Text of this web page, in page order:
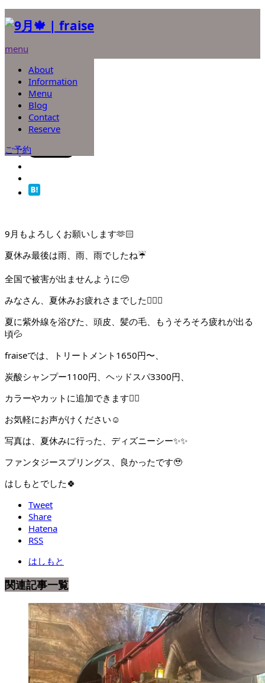
menu
About
Information
Menu
Blog
Contact
Reserve
ご予約
ブログ
はしもと
2024.08.1
9月🍁
9月もよろしくお願いします🫶🏻
夏休み最後は雨、雨、雨でしたね☔️
全国で被害が出ませんように🥺
みなさん、夏休みお疲れさまでした🙇🏻‍♀️
夏に紫外線を浴びた、頭皮、髪の毛、もうそろそろ疲れが出る
頃💦
fraiseでは、トリートメント1650円〜、
炭酸シャンプー1100円、ヘッドスパ3300円、
カラーやカットに追加できます💆‍♀️
お気軽にお声がけください☺️
写真は、夏休みに行った、ディズニーシー✨✨
ファンタジースプリングス、良かったです🥹
はしもとでした🍀
Tweet
Share
Hatena
RSS
はしもと
関連記事一覧